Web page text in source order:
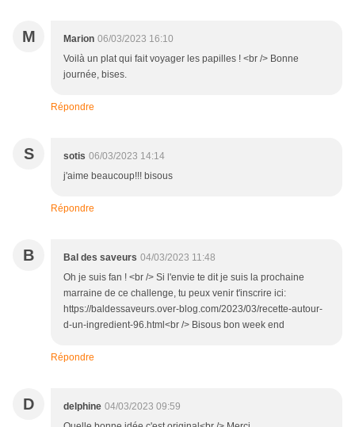
M Marion 06/03/2023 16:10
Voilà un plat qui fait voyager les papilles ! <br /> Bonne
journée, bises.
Répondre
S sotis 06/03/2023 14:14
j'aime beaucoup!!! bisous
Répondre
B Bal des saveurs 04/03/2023 11:48
Oh je suis fan ! <br /> Si l'envie te dit je suis la prochaine
marraine de ce challenge, tu peux venir t'inscrire ici:
https://baldessaveurs.over-blog.com/2023/03/recette-autour-
d-un-ingredient-96.html<br /> Bisous bon week end
Répondre
D delphine 04/03/2023 09:59